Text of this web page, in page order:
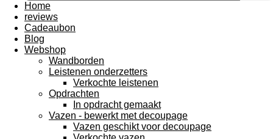
Home
reviews
Cadeaubon
Blog
Webshop
Wandborden
Leistenen onderzetters
Verkochte leistenen
Opdrachten
In opdracht gemaakt
Vazen - bewerkt met decoupage
Vazen geschikt voor decoupage